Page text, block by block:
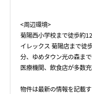
<周辺環境>
菊陽西小学校まで徒歩約
イレックス 菊陽店まで徒
分、ゆめタウン光の森ま
医療機関、飲食店が多数充
物件は最新の情報を記載